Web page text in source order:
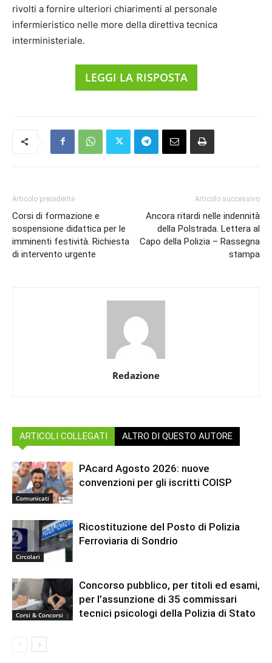
rivolti a fornire ulteriori chiarimenti al personale
infermieristico nelle more della direttiva tecnica
interministeriale.
LEGGI LA RISPOSTA
Articolo precedente
Corsi di formazione e
sospensione didattica per le
imminenti festività. Richiesta
di intervento urgente
Articolo successivo
Ancora ritardi nelle indennità
della Polstrada. Lettera al
Capo della Polizia – Rassegna
stampa
Redazione
ARTICOLI COLLEGATI ALTRO DI QUESTO AUTORE
Comunicati
PAcard Agosto 2026: nuove
convenzioni per gli iscritti COISP
Circolari
Ricostituzione del Posto di Polizia
Ferroviaria di Sondrio
Corsi & Concorsi
Concorso pubblico, per titoli ed esami,
per l’assunzione di 35 commissari
tecnici psicologi della Polizia di Stato